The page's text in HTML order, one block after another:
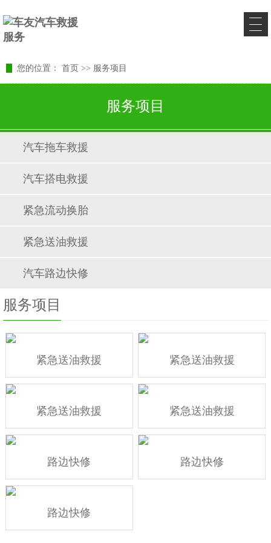
您的位置： 首页 >> 服务项目
服务项目
汽车拖车救援
汽车搭电救援
紧急流动换胎
紧急送油救援
汽车路边快修
服务项目
紧急送油救援 紧急送油救援
紧急送油救援 紧急送油救援
路边快修 路边快修
路边快修